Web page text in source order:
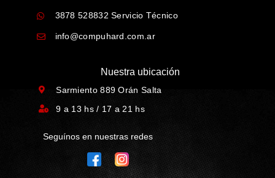
3878 528832 Servicio Técnico
info@compuhard.com.ar
Nuestra ubicación
Sarmiento 889 Orán Salta
9 a 13 hs / 17 a 21 hs
Seguínos en nuestras redes